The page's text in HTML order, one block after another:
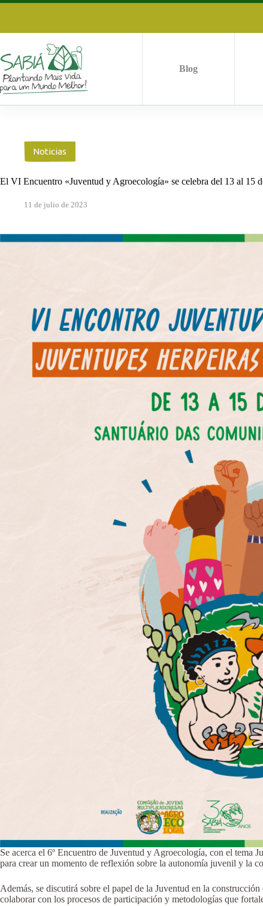
Saltar
Blog
Noticias
El VI Encuentro «Juventud y Agroecología» se celebra del 13 al 15
11 de julio de 2023
Se acerca el 6º Encuentro de Juventud y Agroecología, con el tema
para crear un momento de reflexión sobre la autonomía juvenil y la
Además, se discutirá sobre el papel de la Juventud en la
colaborar con los procesos de participación y metodologías que